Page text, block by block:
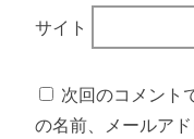
サイト
次回のコメント
の名前、メールア